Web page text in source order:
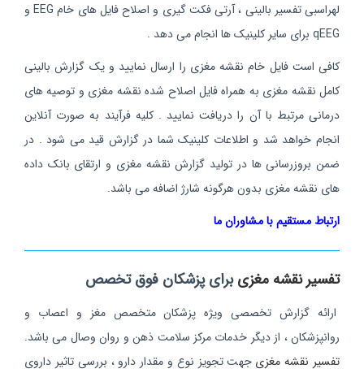
لهراسبی تفسیر بالینی ، آرتی فکت گیری و اصلاح فایل های خام EEG و
qEEG برای سایر کلینیک ها انجام می دهد .
کافی است فایل خام نقشه مغزی را ارسال نمایید و یک گزارش بالینی
کامل نقشه مغزی به همراه فایل اصلاح شده نقشه مغزی و توصیه های
درمانی مرتبط با آن را دریافت نمایید . کلیه فرآیند به صورت آنلاین
انجام خواهد شد و اطلاعات کلینیک شما در گزارش قید می شود . در
ضمن بروزرسانی ها در تولید گزارش نقشه مغزی و ارتقای بانک داده
های نقشه مغزی بدون هرگونه شارژ اضافه می باشد.
ارتباط مستقیم با مشاوران ما
تفسیر نقشه مغزیبرای پزشکان فوق تخصص
ارائه گزارش تخصصی ویژه پزشکان متخصص مغز و اعصاب و
روانپزشکان ، از دیگر خدمات مرکز سلامت ذهن و روان وصال می باشد.
تفسیر نقشه مغزی جهت تجویز نوع و مقدار دارو ، بررسی تاثیر داروی